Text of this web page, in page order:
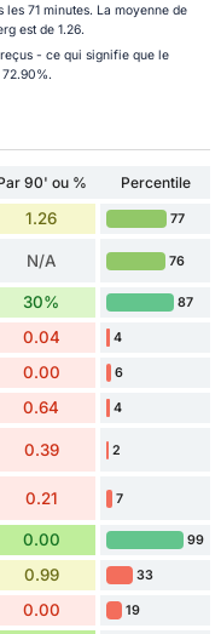
les 71 minutes. La moyenne de
est de 1.26.
- ce qui signifie que le
90' ou %
Percentile
1.26 77
N/A 76
30% 87
0.04 4
0.00 6
0.64 4
0.39 2
0.21 7
0.00 99
0.99 33
0.00 19